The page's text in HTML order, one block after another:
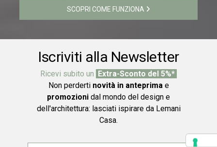
SCOPRI COME FUNZIONA
Iscriviti alla Newsletter
Ricevi subito un Extra-Sconto del 5%*
Non perderti novità in anteprima e
promozioni dal mondo del design e
dell'architettura: lasciati ispirare da Lemani
Casa.